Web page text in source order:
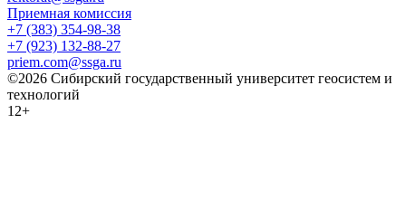
Приемная комиссия
+7 (383) 354-98-38
+7 (923) 132-88-27
priem.com@ssga.ru
©2026 Сибирский государственный университет геосистем и
технологий
12+